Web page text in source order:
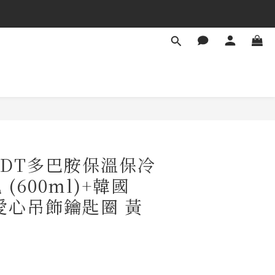
多巴胺保溫保冷
(600ml)+韓國
吊飾鑰匙圈 黃